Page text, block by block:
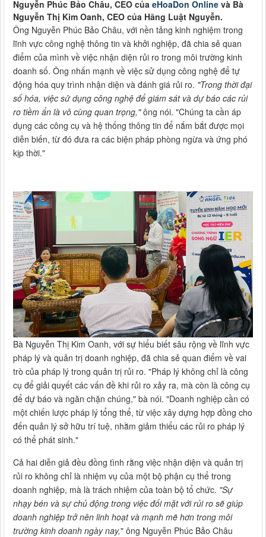
Nguyễn Phúc Bảo Châu, CEO của eHoaDon Online và Bà
Nguyễn Thị Kim Oanh, CEO của Hãng Luật Nguyễn.
Ông Nguyễn Phúc Bảo Châu, với nền tảng kinh nghiệm trong
lĩnh vực công nghệ thông tin và khởi nghiệp, đã chia sẻ quan
điểm của mình về việc nhận diện rủi ro trong môi trường kinh
doanh số. Ông nhấn mạnh về việc sử dụng công nghệ để tự
động hóa quy trình nhận diện và đánh giá rủi ro. "Trong thời đại
số hóa, việc sử dụng công nghệ để giám sát và dự báo các rủi
ro tiềm ẩn là vô cùng quan trọng,"ông nói. "Chúng ta cần áp
dụng các công cụ và hệ thống thông tin để nắm bắt được mọi
diễn biến, từ đó đưa ra các biện pháp phòng ngừa và ứng phó
kịp thời."
Bà Nguyễn Thị Kim Oanh, với sự hiểu biết sâu rộng về lĩnh vực
pháp lý và quản trị doanh nghiệp, đã chia sẻ quan điểm về vai
trò của pháp lý trong quản trị rủi ro. "Pháp lý không chỉ là công
cụ để giải quyết các vấn đề khi rủi ro xảy ra, mà còn là công cụ
để dự báo và ngăn chặn chúng," bà nói. "Doanh nghiệp cần có
một chiến lược pháp lý tổng thể, từ việc xây dựng hợp đồng cho
đến quản lý sở hữu trí tuệ, nhằm giảm thiểu các rủi ro pháp lý
có thể phát sinh."
Cả hai diễn giả đều đồng tình rằng việc nhận diện và quản trị
rủi ro không chỉ là nhiệm vụ của một bộ phận cụ thể trong
doanh nghiệp, mà là trách nhiệm của toàn bộ tổ chức. "Sự
nhạy bén và sự chủ động trong việc đối mặt với rủi ro sẽ giúp
doanh nghiệp trở nên linh hoạt và mạnh mẽ hơn trong môi
trường kinh doanh ngày nay," ông Nguyễn Phúc Bảo Châu